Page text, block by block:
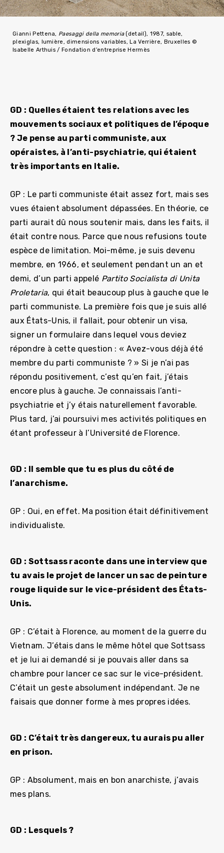
Gianni Pettena, Paesaggi della memoria(detail), 1987, sable,
plexiglas, lumière, dimensions variables, La Verrière, Bruxelles ©
Isabelle Arthuis / Fondation d’entreprise Hermès
GD : Quelles étaient tes relations avec les
mouvements sociaux et politiques de l’époque
? Je pense au parti communiste, aux
opéraistes, à l’anti-psychiatrie, qui étaient
très importants en Italie.
GP : Le parti communiste était assez fort, mais ses
vues étaient absolument dépassées. En théorie, ce
parti aurait dû nous soutenir mais, dans les faits, il
était contre nous. Parce que nous refusions toute
espèce de limitation. Moi-même, je suis devenu
membre, en 1966, et seulement pendant un an et
demi, d’un parti appelé Partito Socialista di Unita
Proletaria, qui était beaucoup plus à gauche que le
parti communiste. La première fois que je suis allé
aux États-Unis, il fallait, pour obtenir un visa,
signer un formulaire dans lequel vous deviez
répondre à cette question : « Avez-vous déjà été
membre du parti communiste ? » Si je n’ai pas
répondu positivement, c’est qu’en fait, j’étais
encore plus à gauche. Je connaissais l’anti-
psychiatrie et j’y étais naturellement favorable.
Plus tard, j’ai poursuivi mes activités politiques en
étant professeur à l’Université de Florence.
GD : Il semble que tu es plus du côté de
l’anarchisme.
GP : Oui, en effet. Ma position était définitivement
individualiste.
GD : Sottsass raconte dans une interview que
tu avais le projet de lancer un sac de peinture
rouge liquide sur le vice-président des États-
Unis.
GP : C’était à Florence, au moment de la guerre du
Vietnam. J’étais dans le même hôtel que Sottsass
et je lui ai demandé si je pouvais aller dans sa
chambre pour lancer ce sac sur le vice-président.
C’était un geste absolument indépendant. Je ne
faisais que donner forme à mes propres idées.
GD : C’était très dangereux, tu aurais pu aller
en prison.
GP : Absolument, mais en bon anarchiste, j’avais
mes plans.
GD : Lesquels ?